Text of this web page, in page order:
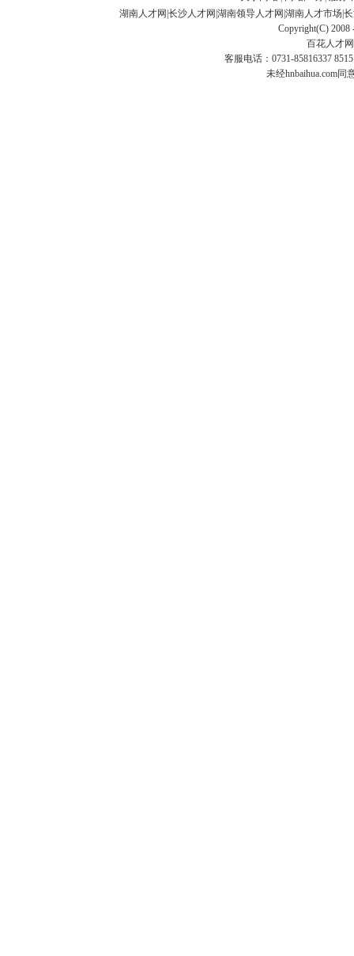
湖南人才网 长沙人才网 湖南领导人才网 湖南人才市场
Copyright(C) 2008
百花人才网
客服电话：0731-85816337
未经hnbaihua.com